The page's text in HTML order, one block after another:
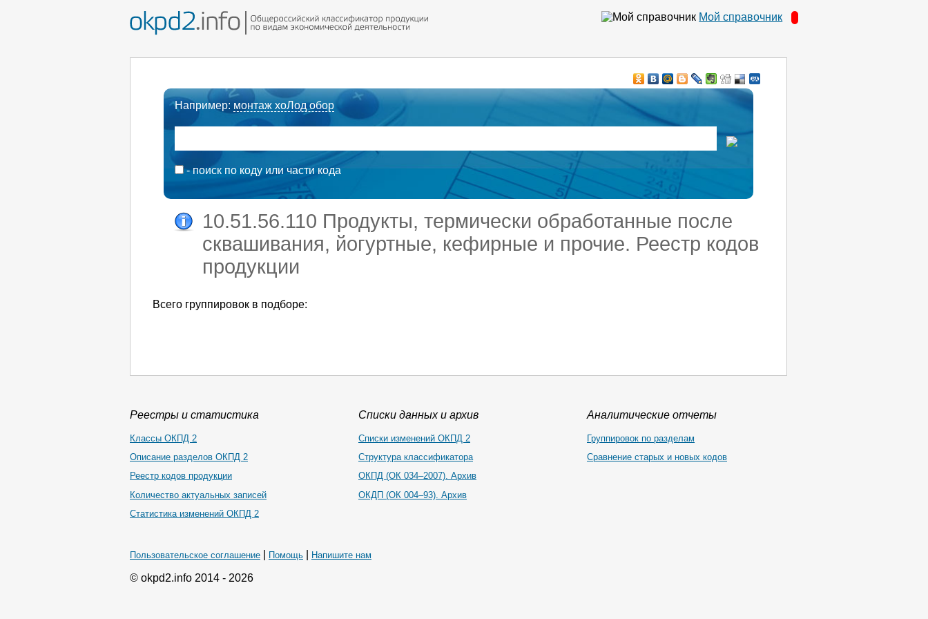
Мой справочник
Например: монтаж хоЛод обор
- поиск по коду или части кода
10.51.56.110 Продукты, термически обработанные после
сквашивания, йогуртные, кефирные и прочие. Реестр кодов
продукции
Всего группировок в подборе:
Реестры и статистика
Классы ОКПД 2
Описание разделов ОКПД 2
Реестр кодов продукции
Количество актуальных записей
Статистика изменений ОКПД 2
Списки данных и архив
Списки изменений ОКПД 2
Структура классификатора
ОКПД (ОК 034–2007). Архив
ОКДП (ОК 004–93). Архив
Аналитические отчеты
Группировок по разделам
Сравнение старых и новых кодов
Пользовательское соглашение Помощь Напишите нам
© okpd2.info 2014 - 2026